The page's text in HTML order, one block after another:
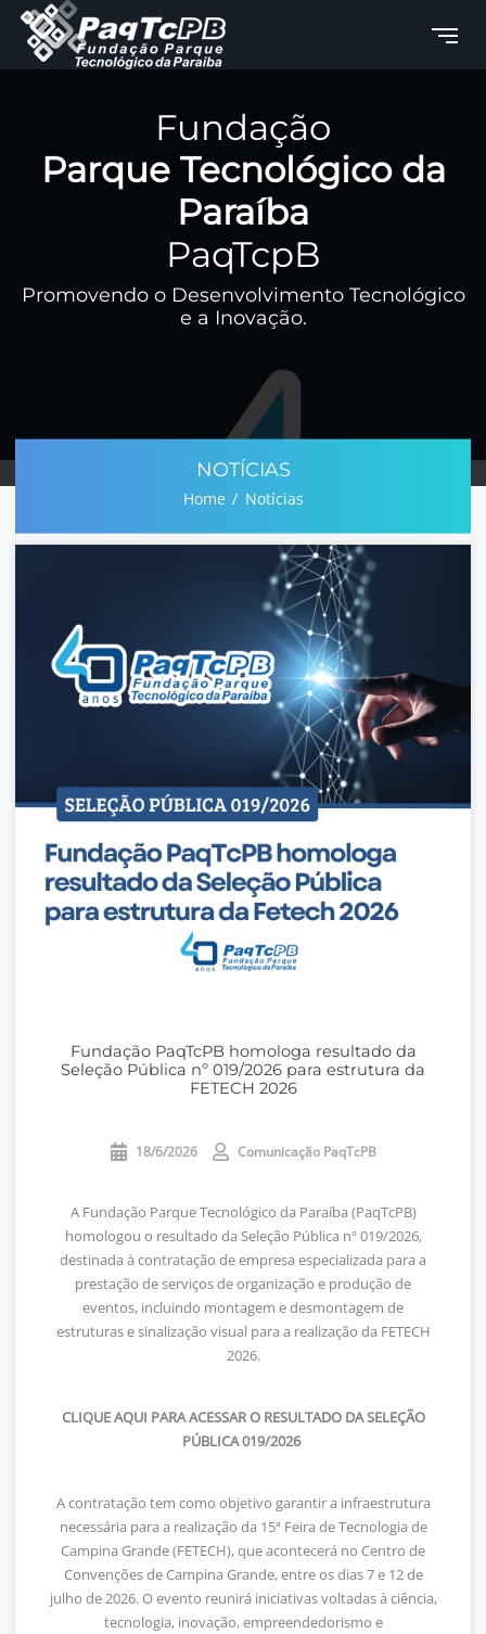
Fundação
Parque Tecnológico da
Paraíba
PaqTcpB
Promovendo o Desenvolvimento Tecnológico
e a Inovação.
NOTÍCIAS
Home Notícias
Fundação PaqTcPB homologa resultado da
Seleção Pública nº 019/2026 para estrutura da
FETECH 2026
18/6/2026 Comunicação PaqTcPB
A Fundação Parque Tecnológico da Paraíba (PaqTcPB)
homologou o resultado da Seleção Pública nº 019/2026,
destinada à contratação de empresa especializada para a
prestação de serviços de organização e produção de
eventos, incluindo montagem e desmontagem de
estruturas e sinalização visual para a realização da FETECH
2026.
CLIQUE AQUI PARA ACESSAR O RESULTADO DA SELEÇÃO
PÚBLICA 019/2026
A contratação tem como objetivo garantir a infraestrutura
necessária para a realização da 15ª Feira de Tecnologia de
Campina Grande (FETECH), que acontecerá no Centro de
Convenções de Campina Grande, entre os dias 7 e 12 de
julho de 2026. O evento reunirá iniciativas voltadas à ciência,
tecnologia, inovação, empreendedorismo e